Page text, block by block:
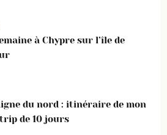
à Chypre sur l’île de
du nord : itinéraire de mon
de 10 jours